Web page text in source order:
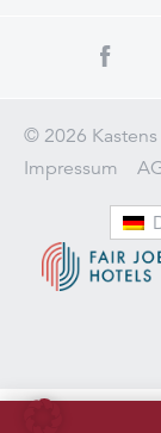
© 2026
Impressum